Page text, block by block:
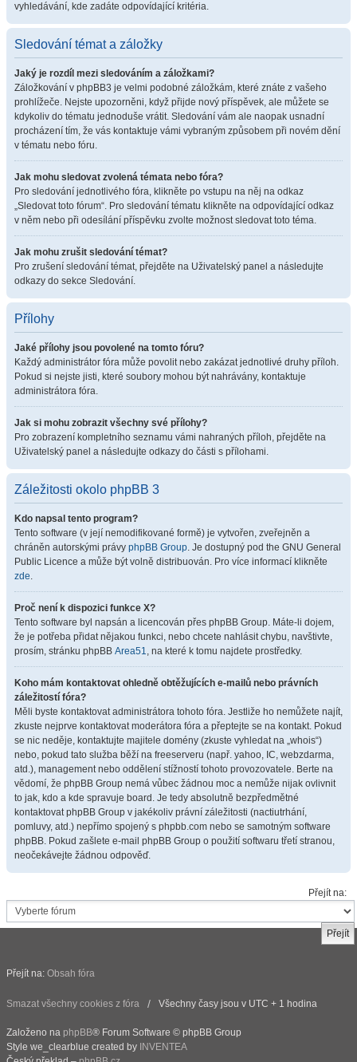
vyhledávání, kde zadáte odpovídající kritéria.
Sledování témat a záložky
Jaký je rozdíl mezi sledováním a záložkami?
Záložkování v phpBB3 je velmi podobné záložkám, které znáte z vašeho
prohlížeče. Nejste upozorněni, když přijde nový příspěvek, ale můžete se
kdykoliv do tématu jednoduše vrátit. Sledování vám ale naopak usnadní
procházení tím, že vás kontaktuje vámi vybraným způsobem při novém dění
v tématu nebo fóru.
Jak mohu sledovat zvolená témata nebo fóra?
Pro sledování jednotlivého fóra, klikněte po vstupu na něj na odkaz
„Sledovat toto fórum“. Pro sledování tématu klikněte na odpovídající odkaz
v něm nebo při odesílání příspěvku zvolte možnost sledovat toto téma.
Jak mohu zrušit sledování témat?
Pro zrušení sledování témat, přejděte na Uživatelský panel a následujte
odkazy do sekce Sledování.
Přílohy
Jaké přílohy jsou povolené na tomto fóru?
Každý administrátor fóra může povolit nebo zakázat jednotlivé druhy příloh.
Pokud si nejste jisti, které soubory mohou být nahrávány, kontaktuje
administrátora fóra.
Jak si mohu zobrazit všechny své přílohy?
Pro zobrazení kompletního seznamu vámi nahraných příloh, přejděte na
Uživatelský panel a následujte odkazy do části s přílohami.
Záležitosti okolo phpBB 3
Kdo napsal tento program?
Tento software (v její nemodifikované formě) je vytvořen, zveřejněn a
chráněn autorskými právy phpBB Group. Je dostupný pod the GNU General
Public Licence a může být volně distribuován. Pro více informací klikněte
zde.
Proč není k dispozici funkce X?
Tento software byl napsán a licencován přes phpBB Group. Máte-li dojem,
že je potřeba přidat nějakou funkci, nebo chcete nahlásit chybu, navštivte,
prosím, stránku phpBB Area51, na které k tomu najdete prostředky.
Koho mám kontaktovat ohledně obtěžujících e-mailů nebo právních
záležitostí fóra?
Měli byste kontaktovat administrátora tohoto fóra. Jestliže ho nemůžete najít,
zkuste nejprve kontaktovat moderátora fóra a přeptejte se na kontakt. Pokud
se nic neděje, kontaktujte majitele domény (zkuste vyhledat na „whois“)
nebo, pokud tato služba běží na freeserveru (např. yahoo, IC, webzdarma,
atd.), management nebo oddělení stížností tohoto provozovatele. Berte na
vědomí, že phpBB Group nemá vůbec žádnou moc a nemůže nijak ovlivnit
to jak, kdo a kde spravuje board. Je tedy absolutně bezpředmětné
kontaktovat phpBB Group v jakékoliv právní záležitosti (nactiutrhání,
pomluvy, atd.) nepřímo spojený s phpbb.com nebo se samotným software
phpBB. Pokud zašlete e-mail phpBB Group o použití softwaru třetí stranou,
neočekávejte žádnou odpověď.
Přejít na:
Přejít na: Obsah fóra
Smazat všechny cookies z fóra Všechny časy jsou v UTC + 1 hodina
Založeno na phpBB® Forum Software © phpBB Group
Style we_clearblue created by INVENTEA